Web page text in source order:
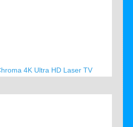
4K Ultra HD Laser TV